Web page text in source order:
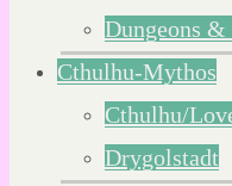
Dungeons
Cthulhu-Mythos
Cthulhu/
Drygolstadt